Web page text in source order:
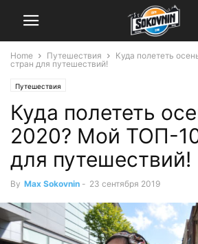
Home Путешествия
Куда полететь
стран для путешествий!
Путешествия
Куда полететь
2020? Мой ТОП-
для путешествий!
By Max Sokovnin - 23 сентября 2019